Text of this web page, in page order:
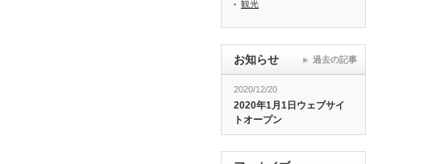
観光
お知らせ
2020/12/20
2020年1月1日ウェブサイ
トオープン
過去の記事